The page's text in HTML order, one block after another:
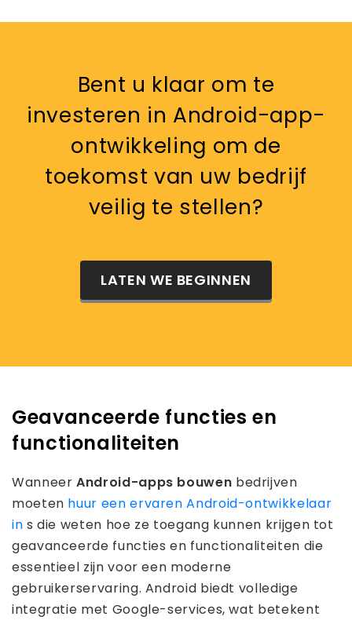
Bent u klaar om te
investeren in Android-app-
ontwikkeling om de
toekomst van uw bedrijf
veilig te stellen?
LATEN WE BEGINNEN
Geavanceerde functies en
functionaliteiten
WanneerAndroid-apps bouwen bedrijven
moeten huur een ervaren Android-ontwikkelaar
in s die weten hoe ze toegang kunnen krijgen tot
geavanceerde functies en functionaliteiten die
essentieel zijn voor een moderne
gebruikerservaring. Android biedt volledige
integratie met Google-services, wat betekent